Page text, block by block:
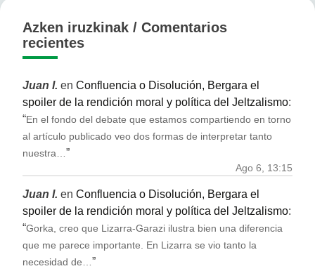
Azken iruzkinak / Comentarios
recientes
Juan I. en Confluencia o Disolución, Bergara el
spoiler de la rendición moral y política del Jeltzalismo:
“En el fondo del debate que estamos compartiendo en torno
al artículo publicado veo dos formas de interpretar tanto
nuestra…”
Ago 6, 13:15
Juan I. en Confluencia o Disolución, Bergara el
spoiler de la rendición moral y política del Jeltzalismo:
“Gorka, creo que Lizarra-Garazi ilustra bien una diferencia
que me parece importante. En Lizarra se vio tanto la
necesidad de…”